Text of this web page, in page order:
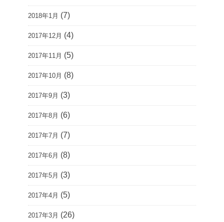
2018年1月 (7)
2017年12月 (4)
2017年11月 (5)
2017年10月 (8)
2017年9月 (3)
2017年8月 (6)
2017年7月 (7)
2017年6月 (8)
2017年5月 (3)
2017年4月 (5)
2017年3月 (26)